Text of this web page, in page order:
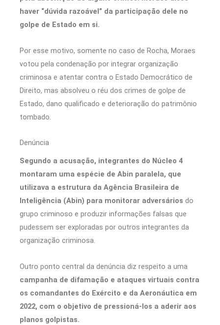
haver “dúvida razoável” da participação dele no
golpe de Estado em si.
Por esse motivo, somente no caso de Rocha, Moraes
votou pela condenação por integrar organização
criminosa e atentar contra o Estado Democrático de
Direito, mas absolveu o réu dos crimes de golpe de
Estado, dano qualificado e deterioração do patrimônio
tombado.
Denúncia
Segundo a acusação, integrantes do Núcleo 4
montaram uma espécie de Abin paralela, que
utilizava a estrutura da Agência Brasileira de
Inteligência (Abin) para monitorar adversários do
grupo criminoso e produzir informações falsas que
pudessem ser exploradas por outros integrantes da
organização criminosa.
Outro ponto central da denúncia diz respeito a uma
campanha de difamação e ataques virtuais contra
os comandantes do Exército e da Aeronáutica em
2022, com o objetivo de pressioná-los a aderir aos
planos golpistas.